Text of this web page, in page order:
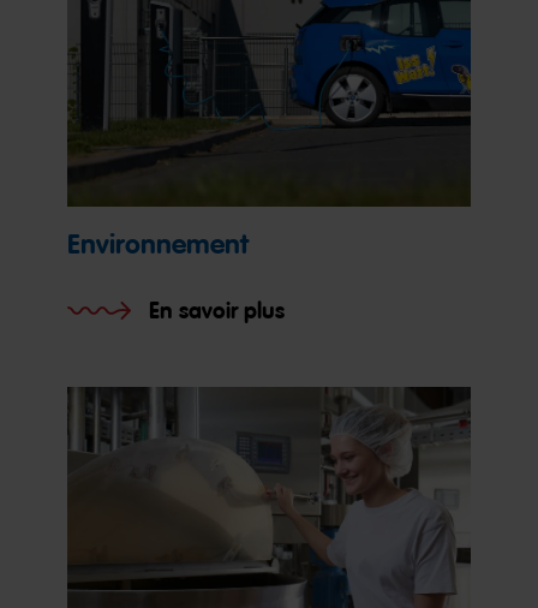
Environnement
En savoir plus